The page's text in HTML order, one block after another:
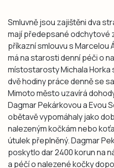
Smluvně jsou zajištěni dva
mají předepsané odchytové
příkazní smlouvu s Marcelou
má na starosti denní péči o
místostarosty Michala Horka
dvě hodiny práce denně se
Mimoto město uzavírá
Dagmar Pekárkovou a Evou
obětavě vypomáhaly jako
nalezeným kočkám nebo
útulek přeplněný. Dagmar
poskytlo dar 2400 korun na
a péčí o nalezené kočky